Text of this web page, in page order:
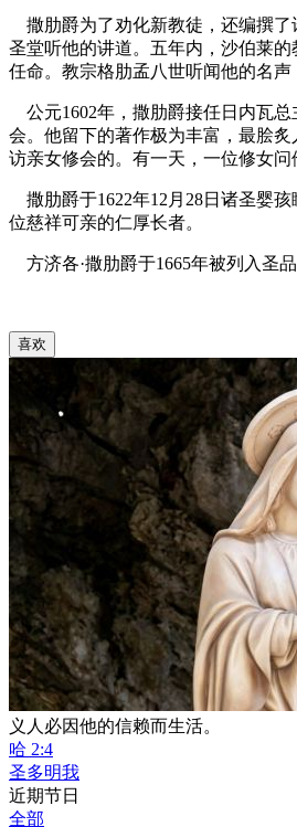
撒肋爵为了劝化新教徒，还编撰了
圣堂听他的讲道。五年内，沙伯莱
任命。教宗格肋孟八世听闻他的名
公元1602年，撒肋爵接任日内瓦总
会。他留下的著作极为丰富，最脍
访亲女修会的。有一天，一位修女问
撒肋爵于1622年12月28日诸圣婴
位慈祥可亲的仁厚长者。
方济各·撒肋爵于1665年被列入圣
喜欢
义人必因他的信赖而生活。
哈 2:4
圣多明我
近期节日
全部